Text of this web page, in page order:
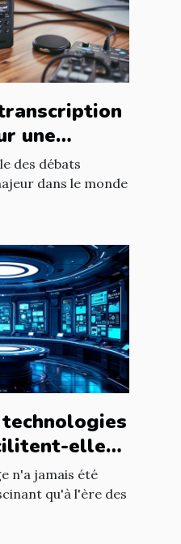
une
?
des débats
dans le monde
elles
n'a jamais été
qu'à l'ère des